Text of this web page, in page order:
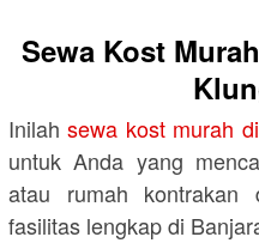
Sewa Kost
Inilahsewa kost murah
untuk Anda yang
atau rumah kontrakan
fasilitas lengkap di